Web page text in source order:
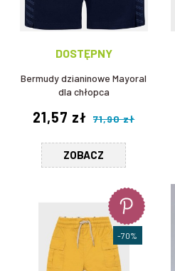
DOSTĘPNY
Bermudy dzianinowe Mayoral
dla chłopca
21,57 zł 71,90 zł
ZOBACZ
-70%